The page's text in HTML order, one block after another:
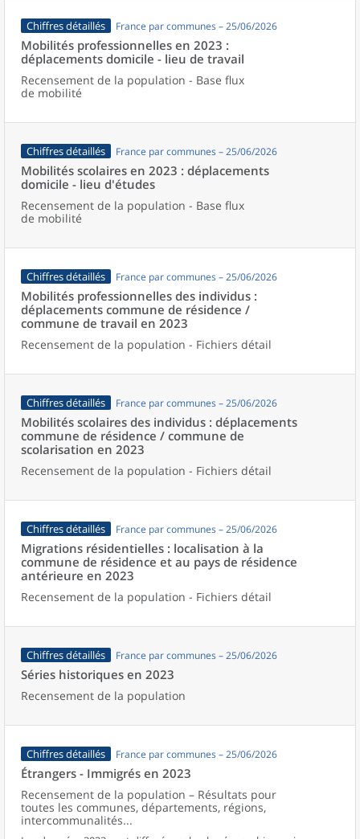
Chiffres détaillés France par communes – 25/06/2026
Mobilités professionnelles en 2023 :
déplacements domicile - lieu de travail
Recensement de la population - Base flux
de mobilité
Chiffres détaillés France par communes – 25/06/2026
Mobilités scolaires en 2023 : déplacements
domicile - lieu d'études
Recensement de la population - Base flux
de mobilité
Chiffres détaillés France par communes – 25/06/2026
Mobilités professionnelles des individus :
déplacements commune de résidence /
commune de travail en 2023
Recensement de la population - Fichiers détail
Chiffres détaillés France par communes – 25/06/2026
Mobilités scolaires des individus : déplacements
commune de résidence / commune de
scolarisation en 2023
Recensement de la population - Fichiers détail
Chiffres détaillés France par communes – 25/06/2026
Migrations résidentielles : localisation à la
commune de résidence et au pays de résidence
antérieure en 2023
Recensement de la population - Fichiers détail
Chiffres détaillés France par communes – 25/06/2026
Séries historiques en 2023
Recensement de la population
Chiffres détaillés France par communes – 25/06/2026
Étrangers - Immigrés en 2023
Recensement de la population – Résultats pour
toutes les communes, départements, régions,
intercommunalités...